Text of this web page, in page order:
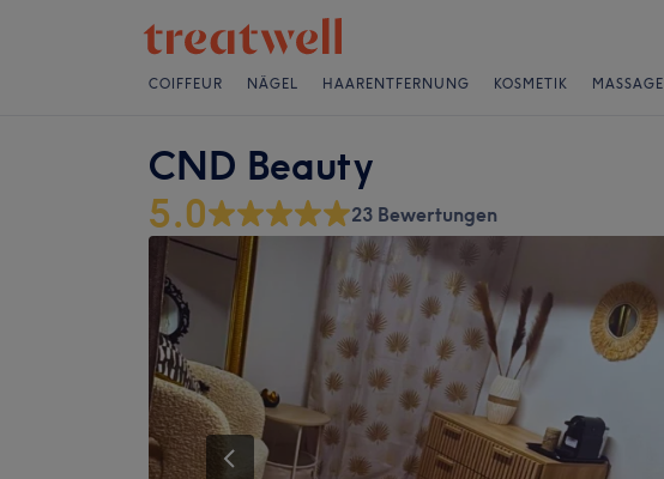
COIFFEUR NÄGEL HAARENTFERNUNG KOSMETIK MASSAGE
CND Beauty
5.0 23 Bewertungen